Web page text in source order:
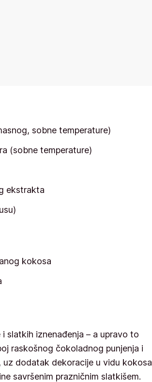
sobne temperature)
(sobne temperature)
ekstrakta
kokosa
slatkih iznenađenja – a upravo to
raskošnog čokoladnog punjenja i
dodatak dekoracije u vidu kokosa
savršenim prazničnim slatkišem.